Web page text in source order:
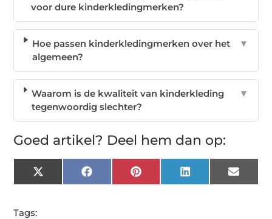
voor dure kinderkledingmerken?
Hoe passen kinderkledingmerken over het
algemeen?
▼
Waarom is de kwaliteit van kinderkleding
tegenwoordig slechter?
▼
Goed artikel? Deel hem dan op:
X
(Twitter)
FacebookPinterest LinkedIn Email
Tags: